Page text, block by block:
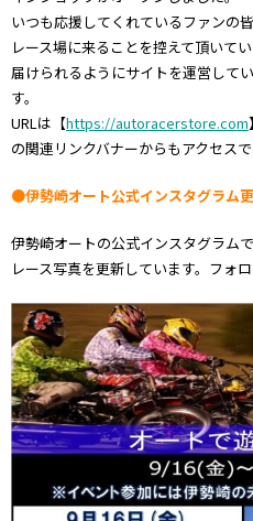
いつも応援してくれているファンの
レース場に来ることを控えて頂いて
届けられるようにサイトを運営して
す。
URLは【https://autoracerstore.com
の関連リンクバナーからもアクセスで
●伊勢崎オート公式インスタグラム
伊勢崎オートの公式インスタグラム
レース写真を更新しています。フォ